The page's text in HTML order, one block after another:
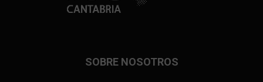
SOBRE NOSOTROS